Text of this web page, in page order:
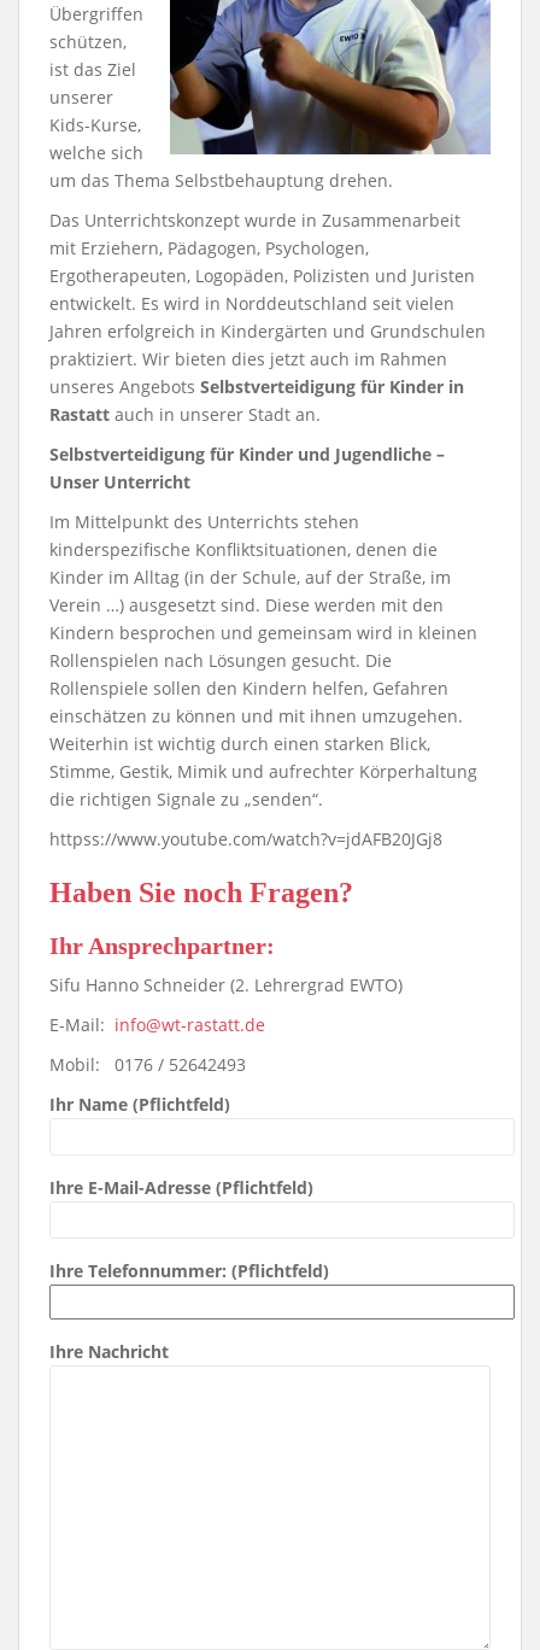
Übergriffen
schützen,
ist das Ziel
unserer
Kids-Kurse,
welche sich
um das Thema Selbstbehauptung drehen.
Das Unterrichtskonzept wurde in Zusammenarbeit
mit Erziehern, Pädagogen, Psychologen,
Ergotherapeuten, Logopäden, Polizisten und Juristen
entwickelt. Es wird in Norddeutschland seit vielen
Jahren erfolgreich in Kindergärten und Grundschulen
praktiziert. Wir bieten dies jetzt auch im Rahmen
unseres Angebots Selbstverteidigung für Kinder in
Rastatt auch in unserer Stadt an.
Selbstverteidigung für Kinder und Jugendliche –
Unser Unterricht
Im Mittelpunkt des Unterrichts stehen
kinderspezifische Konfliktsituationen, denen die
Kinder im Alltag (in der Schule, auf der Straße, im
Verein …) ausgesetzt sind. Diese werden mit den
Kindern besprochen und gemeinsam wird in kleinen
Rollenspielen nach Lösungen gesucht. Die
Rollenspiele sollen den Kindern helfen, Gefahren
einschätzen zu können und mit ihnen umzugehen.
Weiterhin ist wichtig durch einen starken Blick,
Stimme, Gestik, Mimik und aufrechter Körperhaltung
die richtigen Signale zu „senden“.
httpss://www.youtube.com/watch?v=jdAFB20JGj8
Haben Sie noch Fragen?
Ihr Ansprechpartner:
Sifu Hanno Schneider (2. Lehrergrad EWTO)
E-Mail: info@wt-rastatt.de
Mobil: 0176 / 52642493
Ihr Name (Pflichtfeld)
Ihre E-Mail-Adresse (Pflichtfeld)
Ihre Telefonnummer: (Pflichtfeld)
Ihre Nachricht